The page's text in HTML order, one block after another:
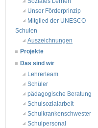
Unser Förderprinzip
Mitglied der UNESCO
Schulen
Auszeichnungen
Projekte
Das sind wir
Lehrerteam
Schüler
pädagogische Beratung
Schulsozialarbeit
Schulkrankenschwester
Schulpersonal